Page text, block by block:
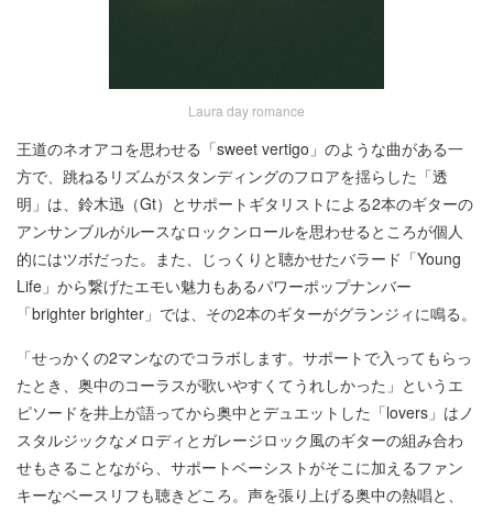
Laura day romance
王道のネオアコを思わせる「sweet vertigo」のような曲がある一
方で、跳ねるリズムがスタンディングのフロアを揺らした「透
明」は、鈴木迅（Gt）とサポートギタリストによる2本のギターの
アンサンブルがルースなロックンロールを思わせるところが個人
的にはツボだった。また、じっくりと聴かせたバラード「Young
Life」から繋げたエモい魅力もあるパワーポップナンバー
「brighter brighter」では、その2本のギターがグランジィに鳴る。
「せっかくの2マンなのでコラボします。サポートで入ってもらっ
たとき、奥中のコーラスが歌いやすくてうれしかった」というエ
ピソードを井上が語ってから奥中とデュエットした「lovers」はノ
スタルジックなメロディとガレージロック風のギターの組み合わ
せもさることながら、サポートベーシストがそこに加えるファン
キーなベースリフも聴きどころ。声を張り上げる奥中の熱唱と、